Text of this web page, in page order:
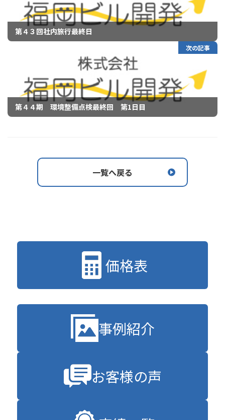
第４３回社内旅行最終日
次の記事
第４４期 環境整備点検最終回 第1日目
一覧へ戻る
価格表
事例紹介
お客様の声